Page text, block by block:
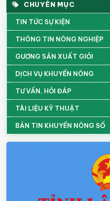
CHUYÊN MỤC
TIN TỨC SỰ KIỆN
THÔNG TIN NÔNG NGHIỆP
GƯƠNG SẢN XUẤT GIỎI
DỊCH VỤ KHUYẾN NÔNG
TƯ VẤN, HỎI ĐÁP
TÀI LIỆU KỸ THUẬT
BẢN TIN KHUYẾN NÔNG SỐ